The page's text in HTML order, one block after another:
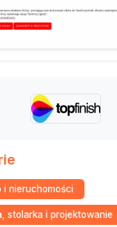
i nieruchomości
stolarka i projektowanie